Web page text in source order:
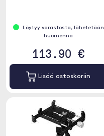
Löytyy varastosta, lähetetään
huomenna
113.90 €
Lisää ostoskoriin